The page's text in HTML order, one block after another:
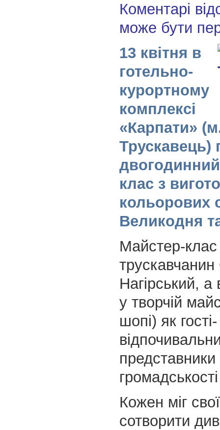
Коментарі
може бути
13 квітня в
готельно-
курортному
комплексі
«Карпати»
клас з
кольорових
Великодня
Майстер-клас
Нагірський, а
у творчій
шопі) як гості-
представники
Кожен міг
сотворити